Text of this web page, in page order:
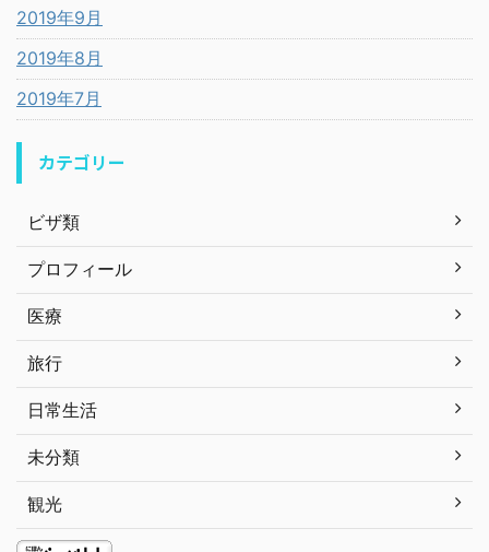
2019年9月
2019年8月
2019年7月
カテゴリー
ビザ類
プロフィール
医療
旅行
日常生活
未分類
観光